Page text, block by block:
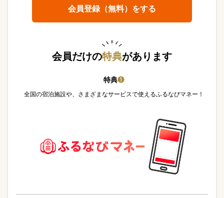
会員登録（無料）をする
会員だけの特典があります
特典❶
全国の宿泊施設や、さまざまなサービスで使えるふるなびマネー！